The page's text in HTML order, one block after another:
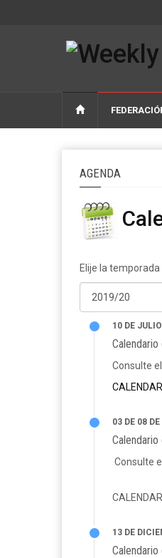
AGENDA
Elije la
10 DE
Consulte
03 DE 08
Consulte
13 DE